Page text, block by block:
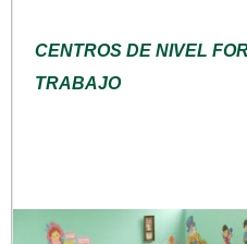
CENTROS DE NIVEL
TRABAJO